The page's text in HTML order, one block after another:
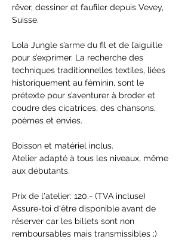
rêver, dessiner et faufiler depuis Vevey,
Suisse.
Lola Jungle s’arme du fil et de l’aiguille
pour s’exprimer. La recherche des
techniques traditionnelles textiles, liées
historiquement au féminin, sont le
prétexte pour s’aventurer à broder et
coudre des cicatrices, des chansons,
poèmes et envies.
Boisson et matériel inclus.
Atelier adapté à tous les niveaux, même
aux débutants.
Prix de l'atelier: 120.- (TVA incluse)
Assure-toi d'être disponible avant de
réserver car les billets sont non
remboursables mais transmissibles ;)